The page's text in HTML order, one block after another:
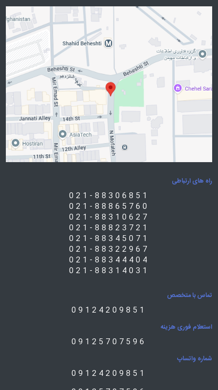
راه های ارتباطی
021-88306851
021-88865760
021-88310627
021-88823721
021-88345071
021-88322967
021-88344404
021-88314031
تماس با متخصص
09124209851
استعلام فوری هزینه
09125707596
شماره واتساپ
09124209851